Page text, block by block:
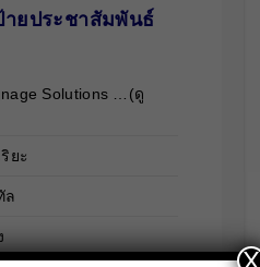
ยประชาสัมพันธ์
Solutions …(ดู
ยะ
ล
X